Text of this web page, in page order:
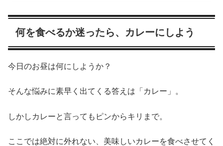
何を食べるか迷ったら、カレーにしよう
今日のお昼は何にしようか？
そんな悩みに素早く出てくる答えは「カレー」。
しかしカレーと言ってもピンからキリまで。
ここでは絶対に外れない、美味しいカレーを食べさせてく